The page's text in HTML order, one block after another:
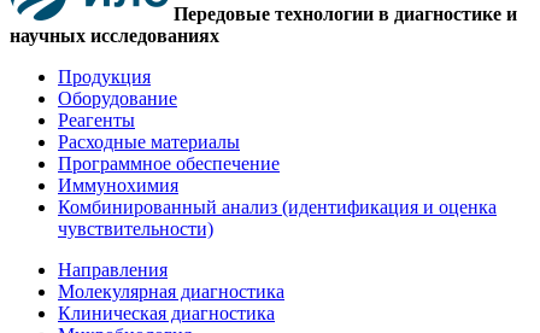
Передовые технологии в диагностике и
научных исследованиях
Продукция
Оборудование
Реагенты
Расходные материалы
Программное обеспечение
Иммунохимия
Комбинированный анализ (идентификация и оценка
чувствительности)
Направления
Молекулярная диагностика
Клиническая диагностика